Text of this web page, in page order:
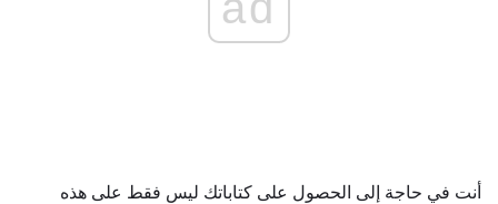
أنت في حاجة إلى الحصول على كتاباتك ليس فقط على هذه